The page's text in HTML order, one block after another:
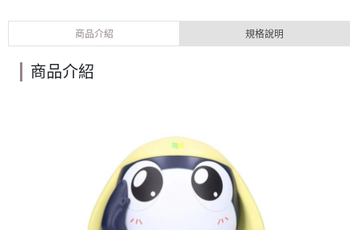
商品介紹 規格說明
商品介紹